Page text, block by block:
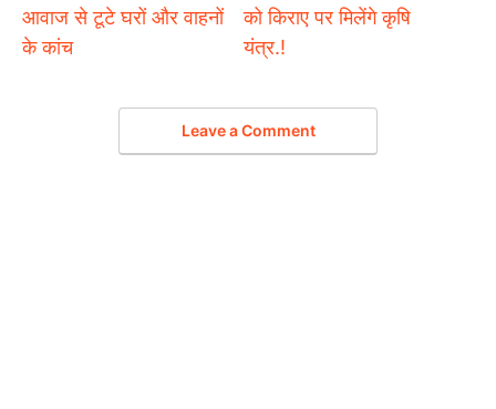
आवाज से टूटे घरों और वाहनों
के कांच
को किराए पर मिलेंगे कृषि
यंत्र.!
Leave a Comment